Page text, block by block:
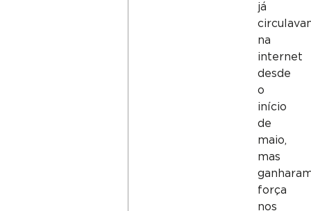
já
na
internet
desde
o
início
de
maio,
mas
força
nos